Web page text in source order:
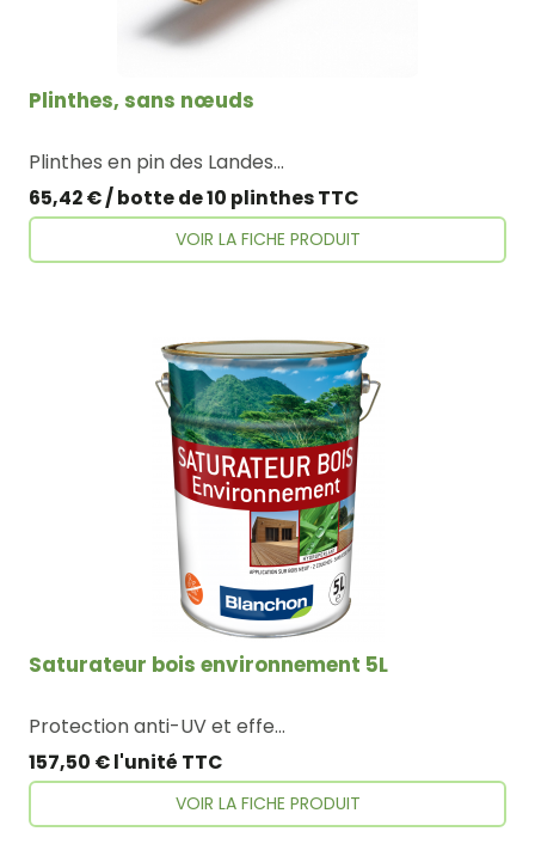
Plinthes, sans nœuds
Plinthes en pin des Landes. Choix : Sans Noeuds Longueur : 200 cm Largeur : 10 cm Epaisseur : 10 mm Plus Produit : Facile à poser, son arrondi
65,42 € / botte de 10 plinthes TTC
VOIR LA FICHE PRODUIT
Saturateur bois environnement 5L
Protection anti-UV et effet hydroperlant Anti-glissant Entretien facile, sans essuyage, sans ponçage
157,50 € l'unité TTC
VOIR LA FICHE PRODUIT